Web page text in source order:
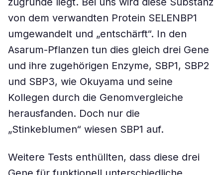
von dem verwandten Protein SELENBP1
umgewandelt und „entschärft“. In den
Asarum-Pflanzen tun dies gleich drei Gene
und ihre zugehörigen Enzyme, SBP1, SBP2
und SBP3, wie Okuyama und seine
Kollegen durch die Genomvergleiche
herausfanden. Doch nur die
„Stinkeblumen“ wiesen SBP1 auf.
Weitere Tests enthüllten, dass diese drei